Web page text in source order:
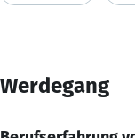
Werdegang